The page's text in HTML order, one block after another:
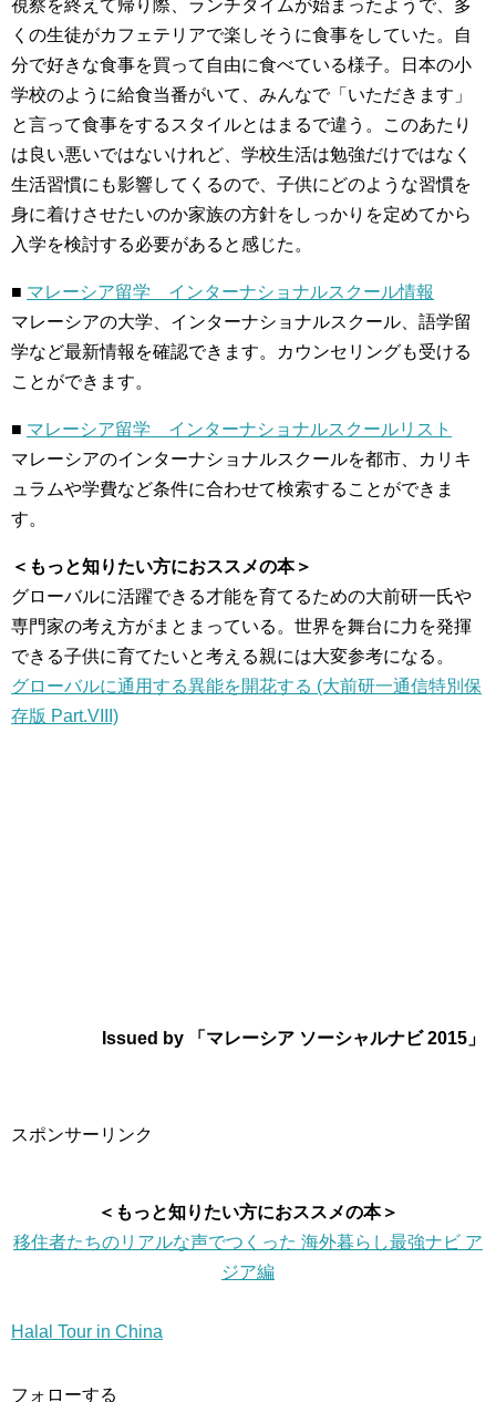
視察を終えて帰り際、ランチタイムが始まったようで、多
くの生徒がカフェテリアで楽しそうに食事をしていた。自
分で好きな食事を買って自由に食べている様子。日本の小
学校のように給食当番がいて、みんなで「いただきます」
と言って食事をするスタイルとはまるで違う。このあたり
は良い悪いではないけれど、学校生活は勉強だけではなく
生活習慣にも影響してくるので、子供にどのような習慣を
身に着けさせたいのか家族の方針をしっかりを定めてから
入学を検討する必要があると感じた。
■ マレーシア留学 インターナショナルスクール情報
マレーシアの大学、インターナショナルスクール、語学留
学など最新情報を確認できます。カウンセリングも受ける
ことができます。
■ マレーシア留学 インターナショナルスクールリスト
マレーシアのインターナショナルスクールを都市、カリキ
ュラムや学費など条件に合わせて検索することができま
す。
＜もっと知りたい方におススメの本＞
グローバルに活躍できる才能を育てるための大前研一氏や
専門家の考え方がまとまっている。世界を舞台に力を発揮
できる子供に育てたいと考える親には大変参考になる。
グローバルに通用する異能を開花する (大前研一通信特別保
存版 Part.VIII)
Issued by 「マレーシア ソーシャルナビ 2015」
スポンサーリンク
＜もっと知りたい方におススメの本＞
移住者たちのリアルな声でつくった 海外暮らし最強ナビ ア
ジア編
Halal Tour in China
フォローする